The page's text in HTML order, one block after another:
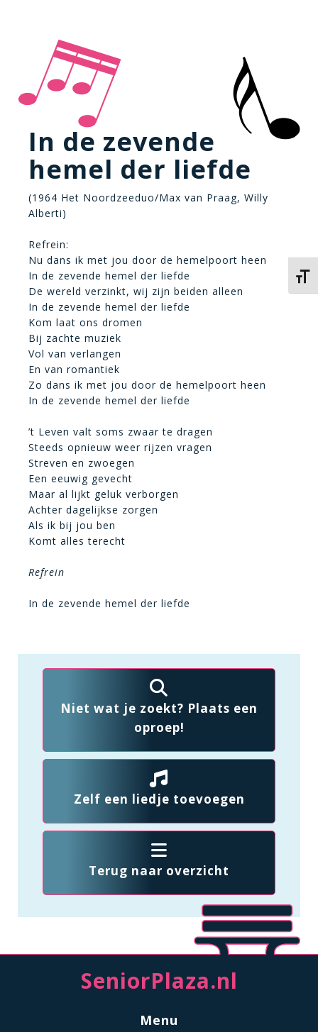
In de zevende
hemel der liefde
(1964 Het Noordzeeduo/Max van Praag, Willy
Alberti)
Refrein:
Nu dans ik met jou door de hemelpoort heen
In de zevende hemel der liefde
De wereld verzinkt, wij zijn beiden alleen
In de zevende hemel der liefde
Kom laat ons dromen
Bij zachte muziek
Vol van verlangen
En van romantiek
Zo dans ik met jou door de hemelpoort heen
In de zevende hemel der liefde
’t Leven valt soms zwaar te dragen
Steeds opnieuw weer rijzen vragen
Streven en zwoegen
Een eeuwig gevecht
Maar al lijkt geluk verborgen
Achter dagelijkse zorgen
Als ik bij jou ben
Komt alles terecht
Refrein
In de zevende hemel der liefde
Niet wat je zoekt? Plaats een
oproep!
Zelf een liedje toevoegen
Terug naar overzicht
SeniorPlaza.nl
Menu